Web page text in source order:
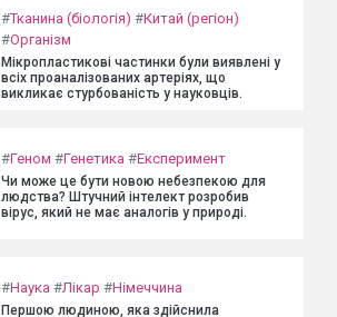
#Тканина (біологія) #Китай (регіон)
#Організм
Мікропластикові частинки були виявлені у
всіх проаналізованих артеріях, що
викликає стурбованість у науковців.
#Геном #Генетика #Експеримент
Чи може це бути новою небезпекою для
людства? Штучний інтелект розробив
вірус, який не має аналогів у природі.
#Наука #Лікар #Німеччина
Першою людиною, яка здійснила